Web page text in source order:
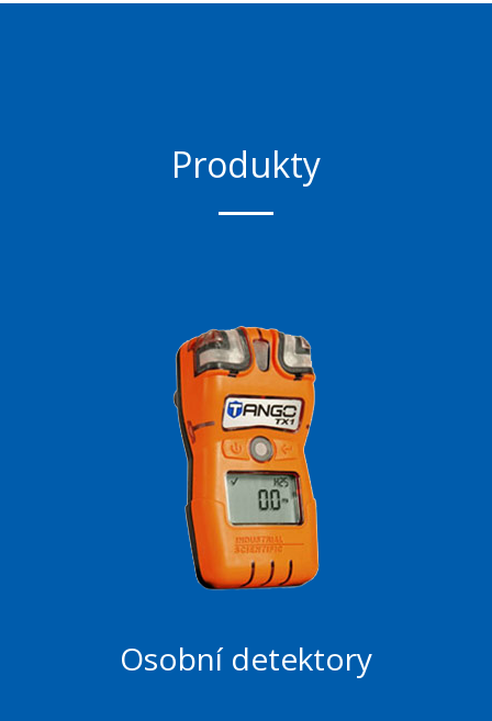
Produkty
Osobní detektory